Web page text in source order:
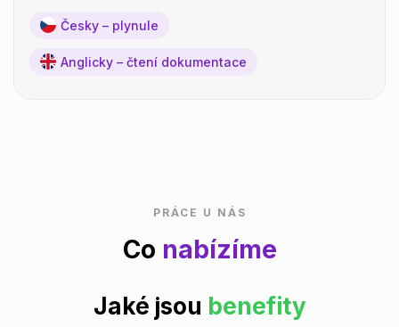
Česky – plynule
Anglicky – čtení dokumentace
PRÁCE U NÁS
Co nabízíme
Jaké jsou benefity